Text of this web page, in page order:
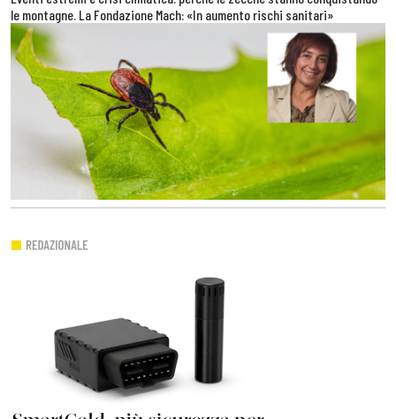
le montagne. La Fondazione Mach: «In aumento rischi sanitari»